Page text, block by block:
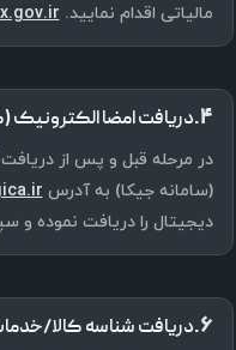
مالیاتی اقدام نمایید.
۴. دریافت امضا
(سامانه جیکا) به آدرس
دیجیتال را دریافت نموده
۶. دریافت شناسه کالا/